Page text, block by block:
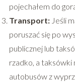
pojechałem do
Transport:Jeśli
poruszać się po
publicznej lub
rzadko, a taksówki
autobusów z